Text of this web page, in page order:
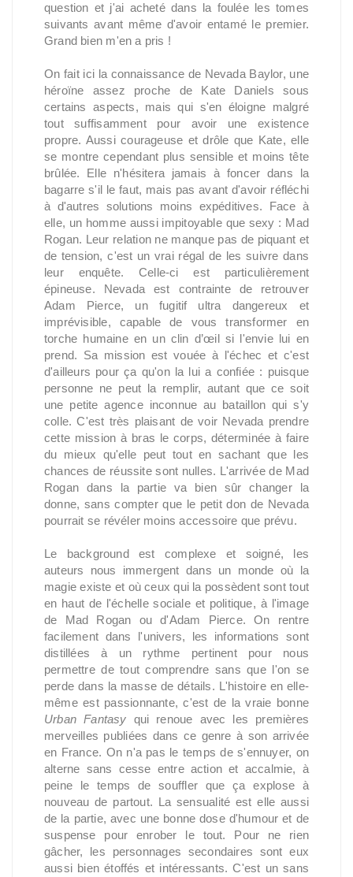
question et j'ai acheté dans la foulée les tomes
suivants avant même d'avoir entamé le premier.
Grand bien m'en a pris !
On fait ici la connaissance de Nevada Baylor, une
héroïne assez proche de Kate Daniels sous
certains aspects, mais qui s'en éloigne malgré
tout suffisamment pour avoir une existence
propre. Aussi courageuse et drôle que Kate, elle
se montre cependant plus sensible et moins tête
brûlée. Elle n'hésitera jamais à foncer dans la
bagarre s'il le faut, mais pas avant d'avoir réfléchi
à d'autres solutions moins expéditives. Face à
elle, un homme aussi impitoyable que sexy : Mad
Rogan. Leur relation ne manque pas de piquant et
de tension, c'est un vrai régal de les suivre dans
leur enquête. Celle-ci est particulièrement
épineuse. Nevada est contrainte de retrouver
Adam Pierce, un fugitif ultra dangereux et
imprévisible, capable de vous transformer en
torche humaine en un clin d’œil si l'envie lui en
prend. Sa mission est vouée à l'échec et c'est
d'ailleurs pour ça qu'on la lui a confiée : puisque
personne ne peut la remplir, autant que ce soit
une petite agence inconnue au bataillon qui s'y
colle. C'est très plaisant de voir Nevada prendre
cette mission à bras le corps, déterminée à faire
du mieux qu'elle peut tout en sachant que les
chances de réussite sont nulles. L'arrivée de Mad
Rogan dans la partie va bien sûr changer la
donne, sans compter que le petit don de Nevada
pourrait se révéler moins accessoire que prévu.
Le background est complexe et soigné, les
auteurs nous immergent dans un monde où la
magie existe et où ceux qui la possèdent sont tout
en haut de l'échelle sociale et politique, à l'image
de Mad Rogan ou d'Adam Pierce. On rentre
facilement dans l'univers, les informations sont
distillées à un rythme pertinent pour nous
permettre de tout comprendre sans que l'on se
perde dans la masse de détails. L'histoire en elle-
même est passionnante, c'est de la vraie bonne
Urban Fantasy qui renoue avec les premières
merveilles publiées dans ce genre à son arrivée
en France. On n'a pas le temps de s'ennuyer, on
alterne sans cesse entre action et accalmie, à
peine le temps de souffler que ça explose à
nouveau de partout. La sensualité est elle aussi
de la partie, avec une bonne dose d'humour et de
suspense pour enrober le tout. Pour ne rien
gâcher, les personnages secondaires sont eux
aussi bien étoffés et intéressants. C'est un sans